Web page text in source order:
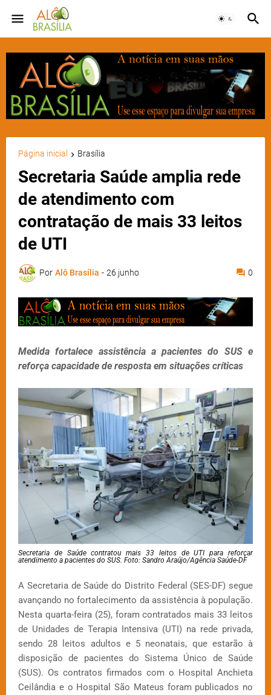
Página inicial Brasília
Secretaria Saúde amplia rede
de atendimento com
contratação de mais 33 leitos
de UTI
Por Alô Brasília - 26 junho 0
Medida fortalece assistência a pacientes do SUS e
reforça capacidade de resposta em situações críticas
Secretaria de Saúde contratou mais 33 leitos de UTI para reforçar
atendimento a pacientes do SUS. Foto: Sandro Araújo/Agência Saúde-DF
A Secretaria de Saúde do Distrito Federal (SES-DF) segue
avançando no fortalecimento da assistência à população.
Nesta quarta-feira (25), foram contratados mais 33 leitos
de Unidades de Terapia Intensiva (UTI) na rede privada,
sendo 28 leitos adultos e 5 neonatais, que estarão à
disposição de pacientes do Sistema Único de Saúde
(SUS). Os contratos firmados com o Hospital Anchieta
Ceilândia e o Hospital São Mateus foram publicados no